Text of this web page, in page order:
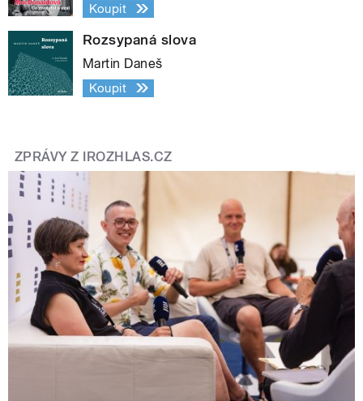
Koupit
Rozsypaná slova
Martin Daneš
Koupit
ZPRÁVY Z IROZHLAS.CZ